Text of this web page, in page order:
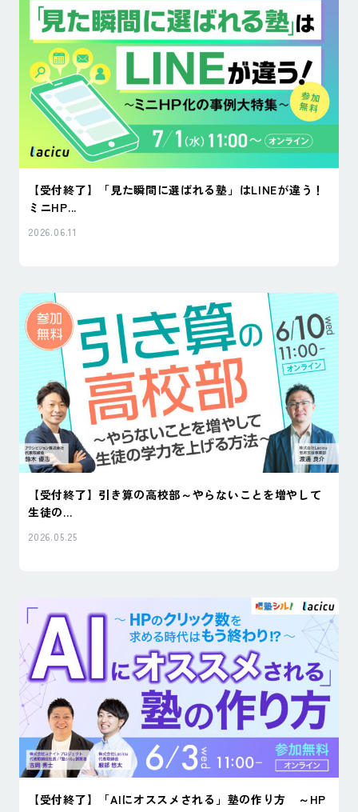
【受付終了】「見た瞬間に選ばれる塾」はLINEが違う！
ミニHP...
2026.06.11
【受付終了】引き算の高校部～やらないことを増やして
生徒の...
2026.05.25
【受付終了】「AIにオススメされる」塾の作り方 ～HP